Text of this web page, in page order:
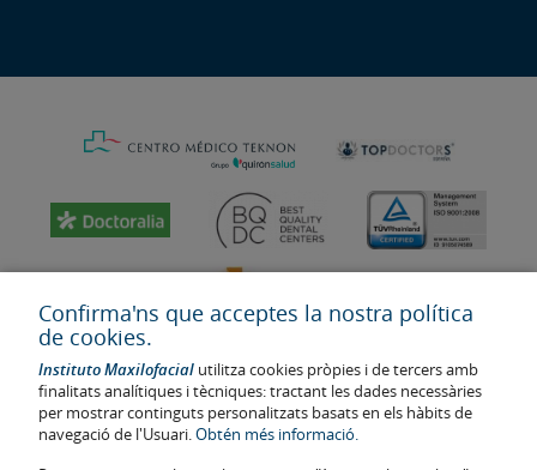
Última actualització: 2023
Confirma'ns que acceptes la nostra política
de cookies.
Instituto Maxilofacial utilitza cookies pròpies i de tercers amb
finalitats analítiques i tècniques: tractant les dades necessàries
per mostrar continguts personalitzats basats en els hàbits de
navegació de l'Usuari.Obtén més informació.